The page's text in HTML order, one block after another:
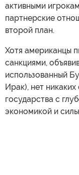
активными
партнерские
второй план.
Хотя американцы
санкциями,
использованный
Ирак), нет
государства с
экономикой и